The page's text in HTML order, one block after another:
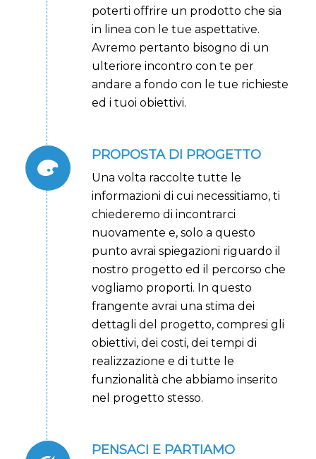
poterti offrire un prodotto che sia
in linea con le tue aspettative.
Avremo pertanto bisogno di un
ulteriore incontro con te per
andare a fondo con le tue richieste
ed i tuoi obiettivi.
PROPOSTA DI PROGETTO
Una volta raccolte tutte le
informazioni di cui necessitiamo, ti
chiederemo di incontrarci
nuovamente e, solo a questo
punto avrai spiegazioni riguardo il
nostro progetto ed il percorso che
vogliamo proporti. In questo
frangente avrai una stima dei
dettagli del progetto, compresi gli
obiettivi, dei costi, dei tempi di
realizzazione e di tutte le
funzionalità che abbiamo inserito
nel progetto stesso.
PENSACI E PARTIAMO